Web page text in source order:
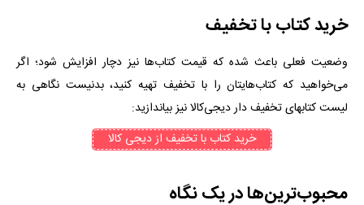
خرید کتاب با تخفیف
وضعیت فعلی باعث شده که قیمت کتاب‌ها نیز دچار افزایش شود؛ اگر
می‌خواهید که کتاب‌هایتان را با تخفیف تهیه کنید، بدنیست نگاهی به
لیست کتابهای تخفیف دار دیجی‌کالا نیز بیاندازید:
خرید کتاب با تخفیف از دیجی کالا
محبوب‌ترین‌ها در یک نگاه